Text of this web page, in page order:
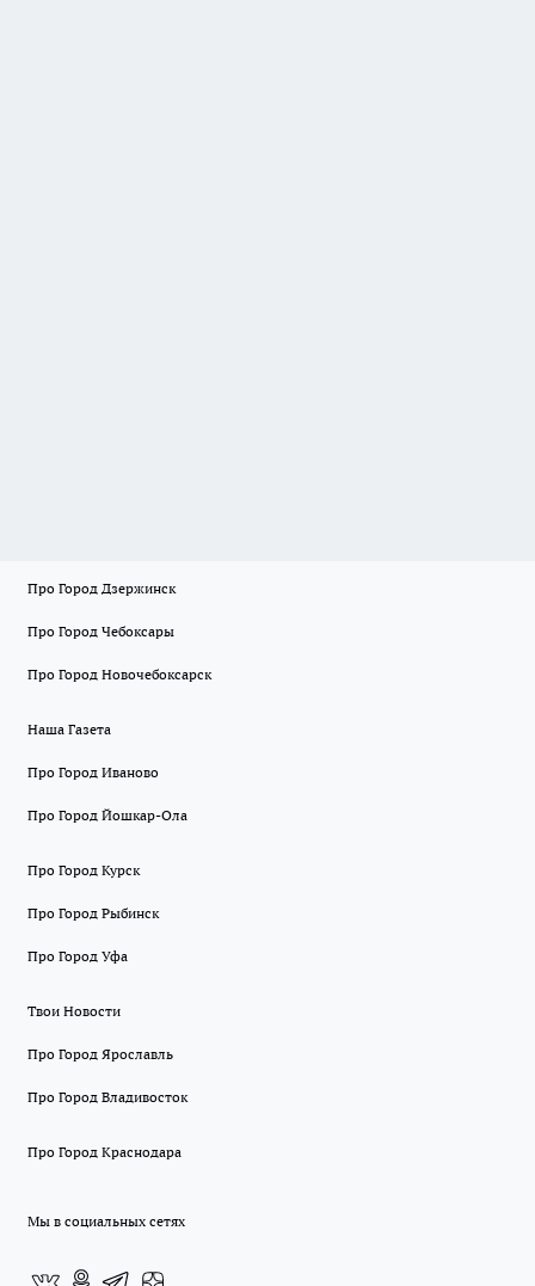
Про Город Дзержинск
Про Город Чебоксары
Про Город Новочебоксарск
Наша Газета
Про Город Иваново
Про Город Йошкар-Ола
Про Город Курск
Про Город Рыбинск
Про Город Уфа
Твои Новости
Про Город Ярославль
Про Город Владивосток
Про Город Краснодара
Мы в социальных сетях